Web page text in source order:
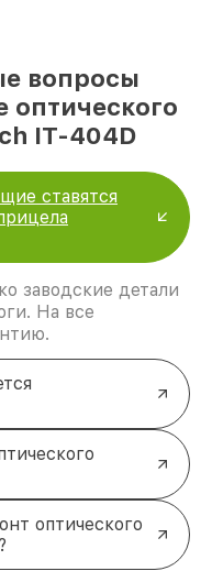
вопросы
оптического
IT-404D
ставятся
заводские детали
На все
оптического